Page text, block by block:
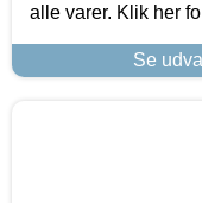
alle varer. Klik her
Se